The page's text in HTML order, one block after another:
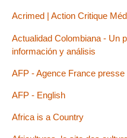
Acrimed | Action Critique
Actualidad Colombiana - Un
información y análisis
AFP - Agence France presse
AFP - English
Africa is a Country